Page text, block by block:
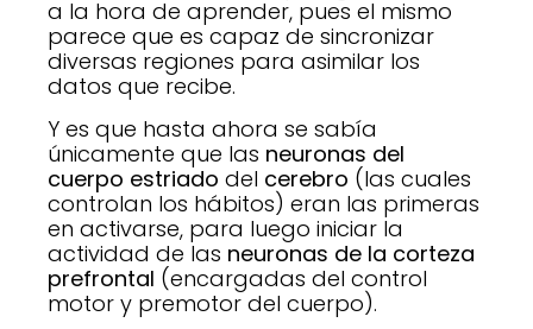
a la hora de aprender, pues el mismo
parece que es capaz de sincronizar
diversas regiones para asimilar los
datos que recibe.
Y es que hasta ahora se sabía
únicamente que las neuronas del
cuerpo estriado del cerebro (las cuales
controlan los hábitos) eran las primeras
en activarse, para luego iniciar la
actividad de las neuronas de la corteza
prefrontal (encargadas del control
motor y premotor del cuerpo).